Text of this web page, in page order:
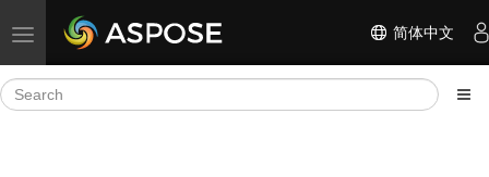
Toggle navigation 简体中文